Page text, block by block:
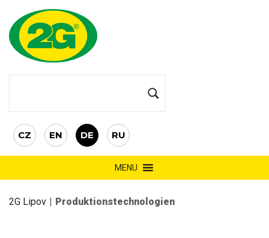
CZ EN DE RU
MENU
2G Lipov | Produktionstechnologien